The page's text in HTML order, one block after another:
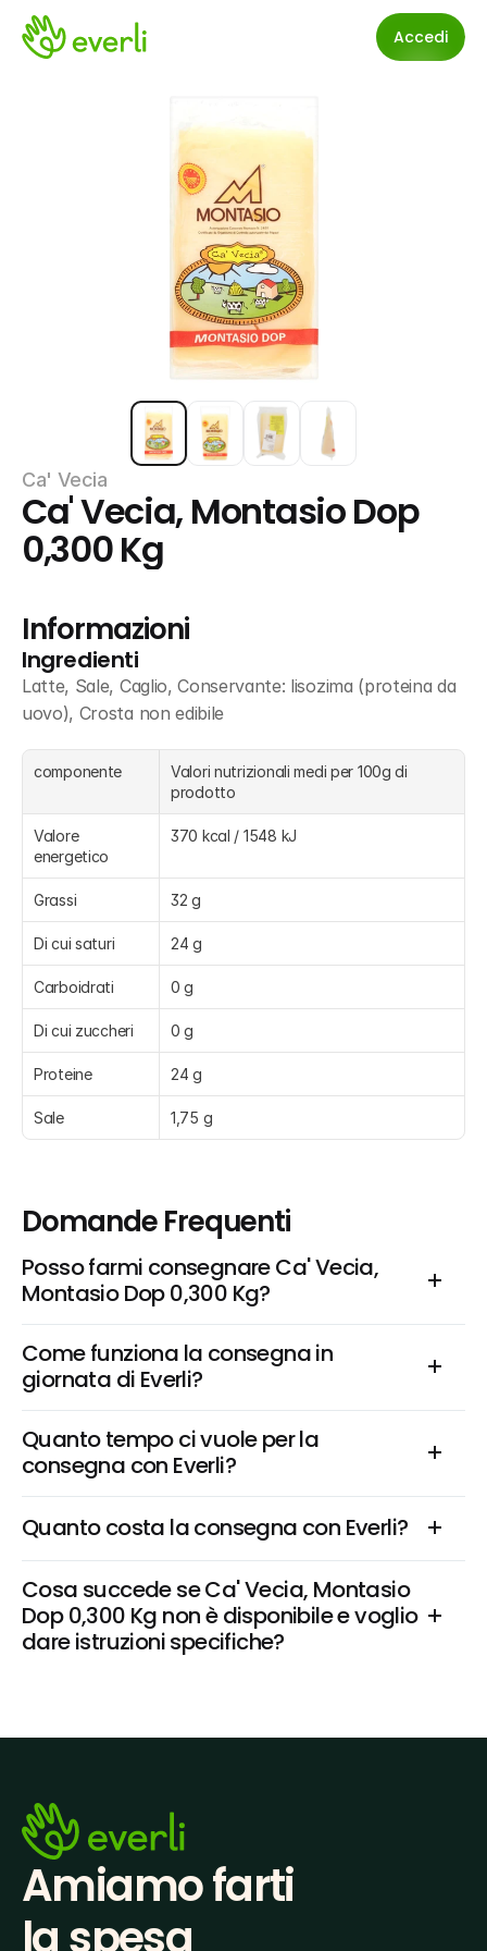
Accedi
Ca' Vecia
Ca' Vecia, Montasio Dop
0,300 Kg
Informazioni
Ingredienti
Latte, Sale, Caglio, Conservante: lisozima (proteina da
uovo), Crosta non edibile
componente
Valori nutrizionali medi per 100g di
prodotto
Valore
energetico
370 kcal / 1548 kJ
Grassi 32 g
Di cui saturi 24 g
Carboidrati 0 g
Di cui zuccheri 0 g
Proteine 24 g
Sale 1,75 g
Domande Frequenti
Posso farmi consegnare Ca' Vecia,
Montasio Dop 0,300 Kg?
Come funziona la consegna in
giornata di Everli?
Quanto tempo ci vuole per la
consegna con Everli?
Quanto costa la consegna con Everli?
Cosa succede se Ca' Vecia, Montasio
Dop 0,300 Kg non è disponibile e voglio
dare istruzioni specifiche?
Amiamo farti
la spesa